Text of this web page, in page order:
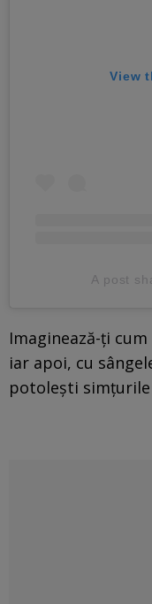
View
A post
Imaginează-ți
iar apoi, cu
potolești